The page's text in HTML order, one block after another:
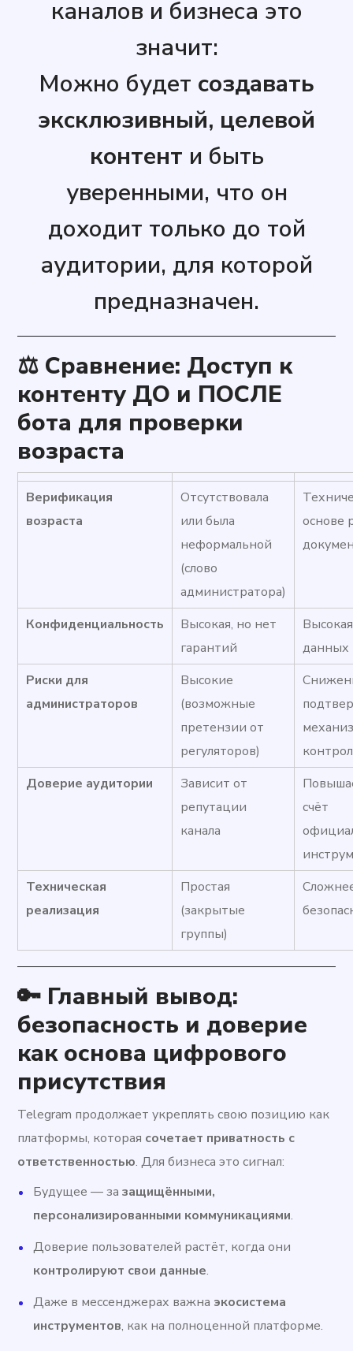
каналов и бизнеса это
значит:
Можно будет создавать
эксклюзивный, целевой
контент и быть
уверенными, что он
доходит только до той
аудитории, для которой
предназначен.
⚖️ Сравнение: Доступ к
контенту ДО и ПОСЛЕ
бота для проверки
возраста
Верификация
возраста
Отсутствовала
или была
неформальной
(слово
администратора)
основе
Конфиденциальность
Высокая, но нет
гарантий
данных
Риски для
администраторов
Высокие
(возможные
претензии от
регуляторов)
Доверие аудитории
Зависит от
репутации
канала
счёт
Техническая
реализация
Простая
(закрытые
группы)
🔑 Главный вывод:
безопасность и доверие
как основа цифрового
присутствия
Telegram продолжает укреплять свою позицию как
платформы, которая сочетает приватность с
ответственностью. Для бизнеса это сигнал:
Будущее — зазащищёнными,
персонализированными коммуникациями.
Доверие пользователей растёт, когда они
контролируют свои данные.
Даже в мессенджерах важна экосистема
инструментов, как на полноценной платформе.